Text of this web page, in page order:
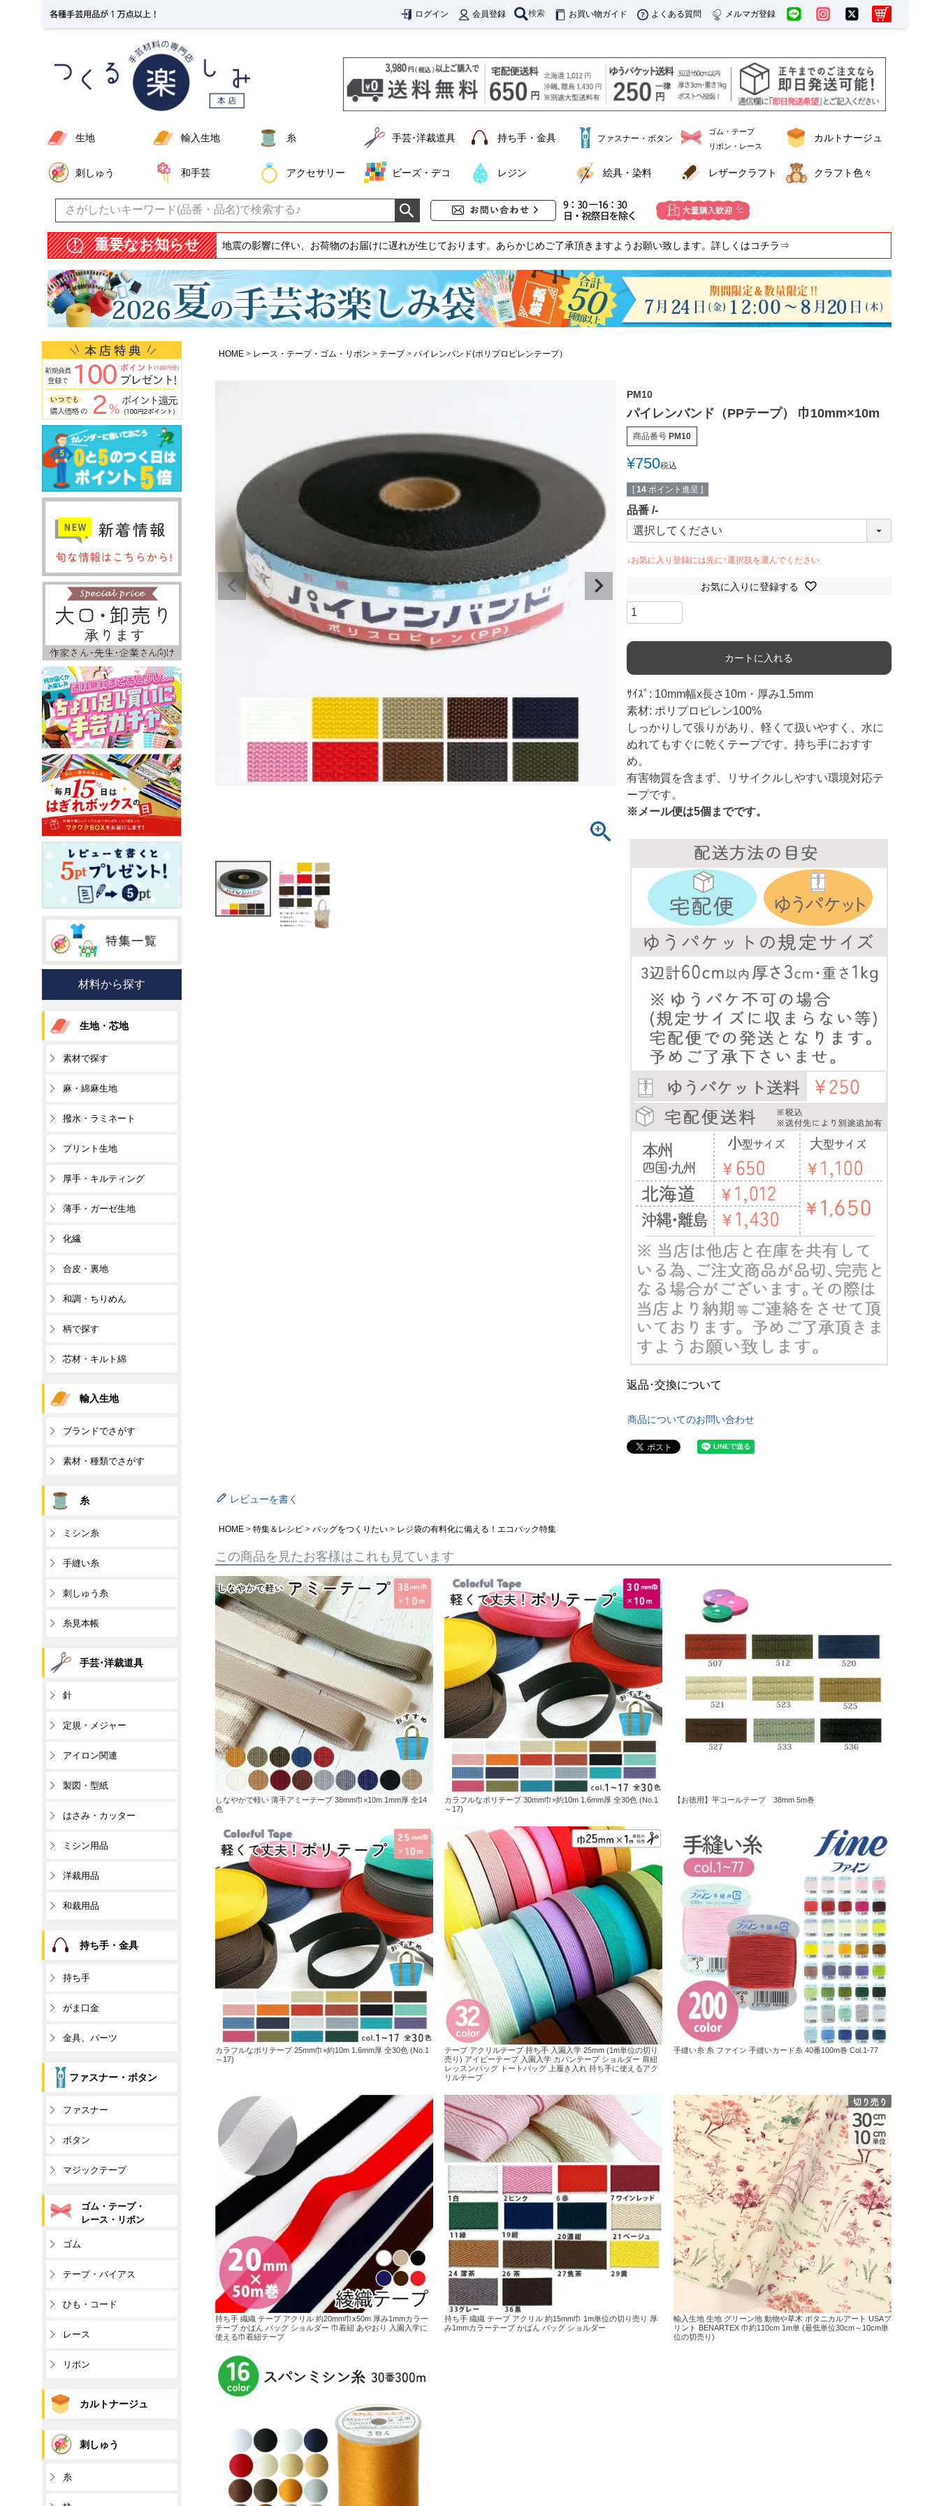
ログイン 会員登録 検索 お買い物ガイド よくある質問 メルマガ登録
生地 輸入生地 糸 手芸･洋裁道具 持ち手・金具 ファスナー・ボタン
ゴム・テープ
リボン・レース
カルトナージュ
刺しゅう 和手芸 アクセサリー ビーズ・デコ レジン 絵具・染料 レザークラフト クラフト色々
重要なお知らせ 地震の影響に伴い、お荷物のお届けに遅れが生じております。あらかじめご了承頂きますようお願い致します。詳しくはコチラ⇒
HOME レース・テープ・ゴム・リボン テープ パイレンバンド(ポリプロピレンテープ）
PM10
パイレンバンド（PPテープ） 巾10mm×10m
商品番号 PM10
¥750税込
[ 14 ポイント進呈 ]
品番 -
お気に入りに登録する
カートに入れる
ｻｲｽﾞ: 10mm幅x長さ10m・厚み1.5mm
素材: ポリプロピレン100%
しっかりして張りがあり、軽くて扱いやすく、水に
ぬれてもすぐに乾くテープです。持ち手におすす
め。
有害物質を含まず、リサイクルしやすい環境対応テ
ープです。
※メール便は5個までです。
返品･交換について
商品についてのお問い合わせ
レビューを書く
HOME 特集＆レシピ バッグをつくりたい レジ袋の有料化に備える！エコバック特集
この商品を見たお客様はこれも見ています
しなやかで軽い 薄手アミーテープ 38mm巾×10m 1mm厚 全14
色
カラフルなポリテープ 30mm巾×約10m 1.6mm厚 全30色 (No.1
～17)
【お徳用】平コールテープ 38mm 5m巻
カラフルなポリテープ 25mm巾×約10m 1.6mm厚 全30色 (No.1
～17)
テープ アクリルテープ 持ち手 入園入学 25mm (1m単位の切り
売り) アイビーテープ 入園入学 カバンテープ ショルダー 肩紐
レッスンバッグ トートバッグ 上履き入れ 持ち手に使えるアク
リルテープ
手縫い糸 糸 ファイン 手縫いカード糸 40番100m巻 Col.1-77
持ち手 織織 テープ アクリル 約20mm巾x50m 厚み1mmカラー
テープ かばん バッグ ショルダー 巾着紐 あやおり 入園入学に
使える巾着紐テープ
持ち手 織織 テープ アクリル 約15mm巾 1m単位の切り売り 厚
み1mmカラーテープ かばん バッグ ショルダー
輸入生地 生地 グリーン地 動物や草木 ボタニカルアート USAプ
リント BENARTEX 巾約110cm 1m単 (最低単位30cm～10cm単
位の切売り)
材料から探す
生地・芯地
素材で探す
麻・綿麻生地
撥水・ラミネート
プリント生地
厚手・キルティング
薄手・ガーゼ生地
化繊
合皮・裏地
和調・ちりめん
柄で探す
芯材・キルト綿
輸入生地
ブランドでさがす
素材・種類でさがす
糸
ミシン糸
手縫い糸
刺しゅう糸
糸見本帳
手芸･洋裁道具
針
定規・メジャー
アイロン関連
製図・型紙
はさみ・カッター
ミシン用品
洋裁用品
和裁用品
持ち手・金具
持ち手
がま口金
金具、パーツ
ファスナー・ボタン
ファスナー
ボタン
マジックテープ
ゴム・テープ・
レース・リボン
ゴム
テープ・バイアス
ひも・コード
レース
リボン
カルトナージュ
刺しゅう
糸